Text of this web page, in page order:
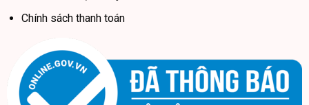
Chính sách thanh toán